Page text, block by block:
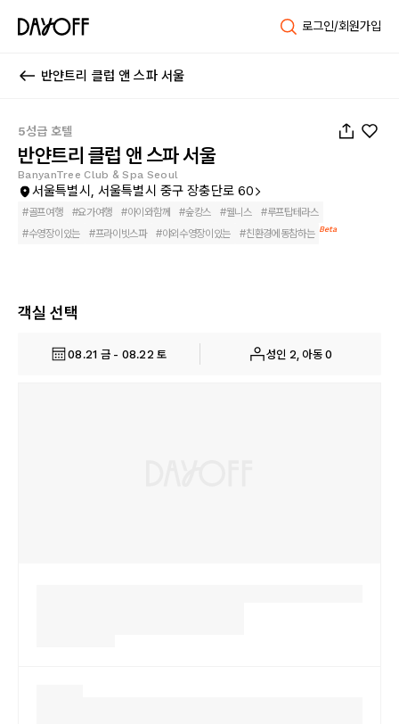
로그인/회원가입
반얀트리 클럽 앤 스파 서울
5성급 호텔
반얀트리 클럽 앤 스파 서울
BanyanTree Club & Spa Seoul
서울특별시, 서울특별시 중구 장충단로 60
#골프여행 #요가여행 #아이와함께 #숲캉스 #웰니스 #루프탑테라스
#수영장이있는 #프라이빗스파 #야외수영장이있는 #친환경에동참하는 Beta
객실 선택
08.21 금 - 08.22 토 성인 2, 아동 0